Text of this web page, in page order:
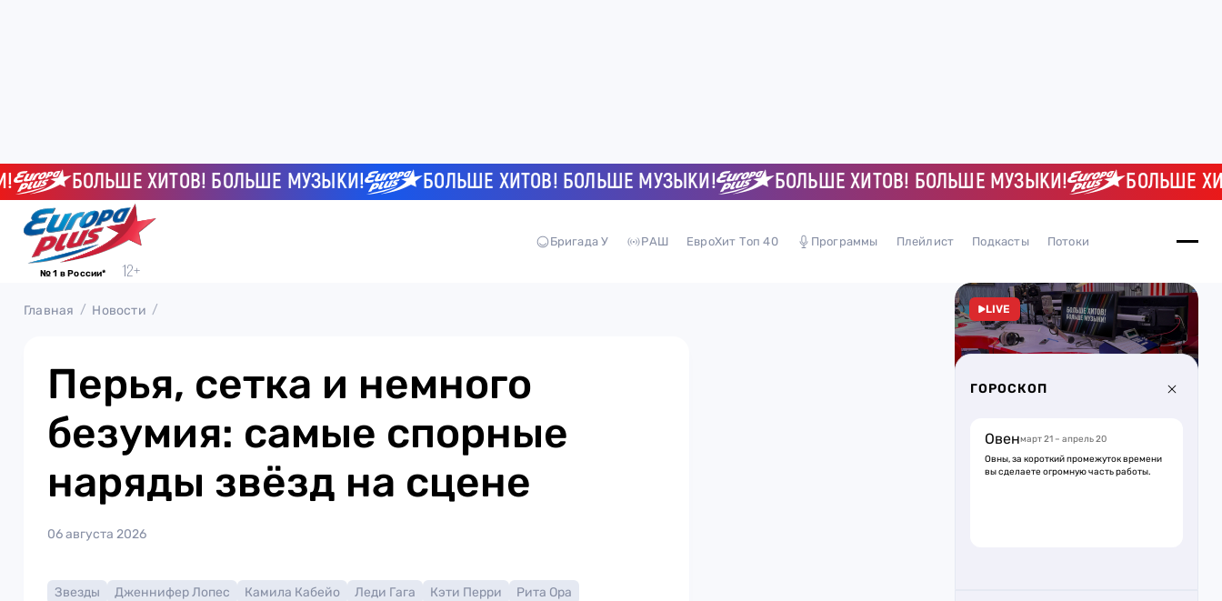
БОЛЬШЕ ХИТОВ! БОЛЬШЕ МУЗЫКИ! БОЛЬШЕ ХИТОВ! БОЛЬШЕ МУЗЫКИ! БОЛЬШЕ ХИТОВ! БОЛЬШЕ МУЗЫКИ! БОЛЬШЕ
№ 1 в России*
Бригада У РАШ ЕвроХит Топ 40 Программы Плейлист Подкасты Потоки
Главная Новости
Перья, сетка и немного
безумия: самые спорные
наряды звёзд на сцене
06 августа 2026
Звезды Дженнифер Лопес Камила Кабейо Леди Гага Кэти Перри Рита Ора
LIVE
ГОРОСКОП
Овенмарт 21 – апрель 20
Овны, за короткий промежуток времени
вы сделаете огромную часть работы.